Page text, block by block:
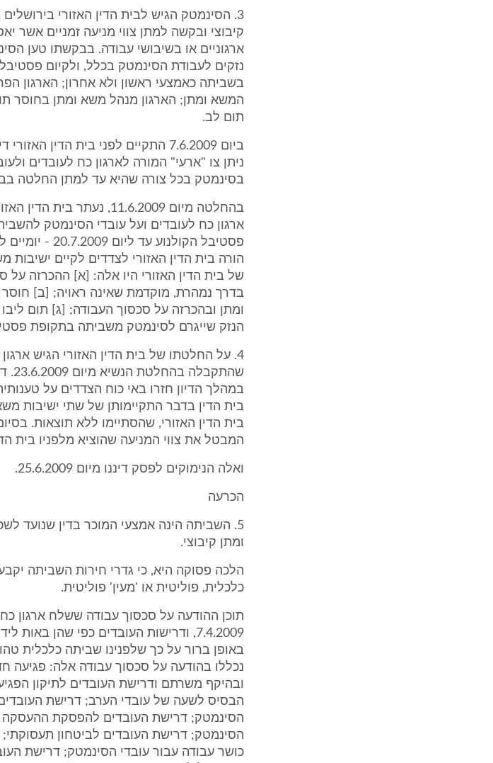
קיבוצי ובקשה למתן צווי מניעה זמניים אשר
ארגוניים או בשיבושי עבודה. בבקשתו טען
נזקים לעבודת הסינמטק בכלל, ולקיום
בשביתה כאמצעי ראשון ולא אחרון; הארגון
המשא ומתן; הארגון מנהל משא ומתן בחוסר
תום לב.
ביום 7.6.2009 התקיים לפני בית הדין
ניתן צו "ארעי" המורה לארגון כח לעובדים
בסינמטק בכל צורה שהיא עד למתן החלטה
בהחלטה מיום 11.6.2009,
ארגון כח לעובדים ועל עובדי הסינמטק
פסטיבל
הורה בית הדין האזורי לצדדים לקיים
של בית הדין האזורי היו אלה: [א] ההכרזה על
בדרך נמהרת, מוקדמת שאינה ראויה; [ב]
ומתן ובהכרזה על סכסוך העבודה; [ג] תום
הנזק שייגרם לסינמטק משביתה בתקופת
4. על החלטתו של בית הדין האזורי הגיש
במהלך הדיון חזרו באי כוח הצדדים על
בית הדין בדבר התקיימותן של שתי ישיבות
בית הדין האזורי, שהסתיימו ללא תוצאות.
המבטל את צווי המניעה שהוציא מלפניו בית
ואלה הנימוקים לפסק דיננו מיום 25.6.2009.
הכרעה
5. השביתה הינה אמצעי המוכר בדין שנועד
ומתן קיבוצי.
הלכה פסוקה היא, כי גדרי חירות השביתה
כלכלית, פוליטית או 'מעין' פוליטית.
תוכן ההודעה על סכסוך עבודה ששלח ארגון
7.4.2009, ודרישות העובדים כפי שהן באות
באופן ברור על כך שלפנינו שביתה כלכלית
נכללו בהודעה על סכסוך עבודה אלה: פגיעה
ובהיקף משרתם ודרישת העובדים לתיקון
הבסיס לשעה של עובדי הערב; דרישת
הסינמטק; דרישת העובדים להפסקת ההעסקה
הסינמטק; דרישת העובדים לביטחון
כושר עבודה עבור עובדי הסינמטק; דרישת